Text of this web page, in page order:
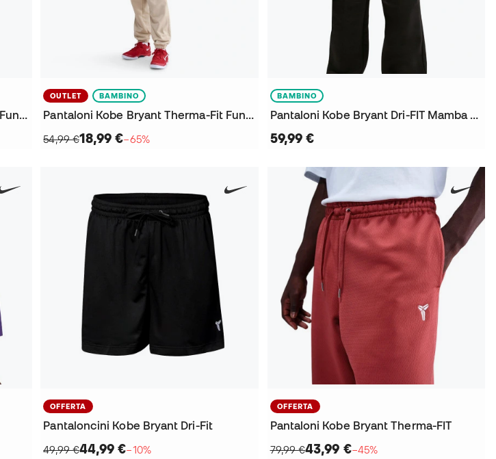
Pantaloni Kobe Bryant Therma-Fit Fund da Bambino
OUTLET BAMBINO
Pantaloni Kobe Bryant Therma-Fit Fund da Bambino
54,99 €18,99 €−65%
BAMBINO
Pantaloni Kobe Bryant Dri-FIT Mamba Fleece da Bambino
59,99 €
OFFERTA
Pantaloncini Kobe Bryant Dri-Fit
49,99 €44,99 €−10%
OFFERTA
Pantaloni Kobe Bryant Therma-FIT
79,99 €43,99 €−45%